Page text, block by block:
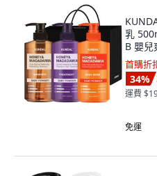
乳
B 嬰兒
首購折
34%
運費
免運